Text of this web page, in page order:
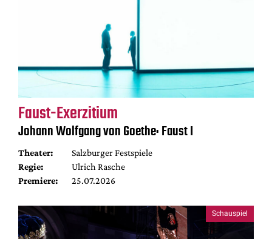
Faust-Exerzitium
Johann Wolfgang von Goethe: Faust I
Theater:
Salzburger Festspiele
Regie:
Ulrich Rasche
Premiere:
25.07.2026
Schauspiel